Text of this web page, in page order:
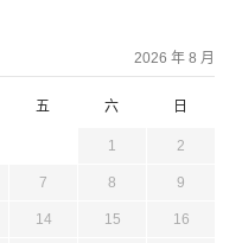
2026 年 8 月
五 六 日
1 2
7 8 9
14 15 16